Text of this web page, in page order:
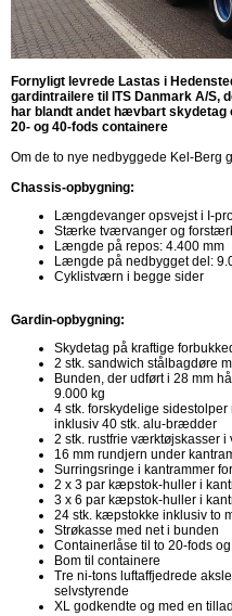
Fornyligt levrede Lastas i
gardintrailere til ITS Danmark A/S,
har blandt andet hævbart skydetag
20- og 40-fods containere
Om de to nye nedbyggede Kel-Berg
Chassis-opbygning:
Længdevanger opsvejst i I-
Stærke tværvanger og
Længde på repos: 4.400 mm
Længde på nedbygget del:
Cyklistværn i begge sider
Gardin-opbygning:
Skydetag på kraftige
2 stk. sandwich stålbagdøre
Bunden, der udført i 28 mm
9.000 kg
4 stk. forskydelige
inklusiv 40 stk. alu-brædder
2 stk. rustfrie værktøjskasser i
16 mm rundjern under
Surringsringe i kantrammer
2 x 3 par kæpstok-huller i
3 x 6 par kæpstok-huller i
24 stk. kæpstokke inklusiv to
Strøkasse med net i bunden
Containerlåse til to 20-fods
Bom til containere
Tre ni-tons luftaffjedrede
selvstyrende
XL godkendte og med en